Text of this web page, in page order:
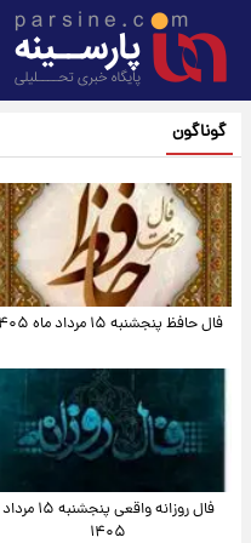
گوناگون
فال حافظ پنجشنبه ۱۵ مرداد ماه ۱۴۰۵
فال روزانه واقعی پنجشنبه ۱۵ مرداد
۱۴۰۵